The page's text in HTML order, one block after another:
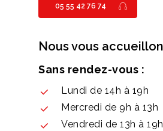
05 55 42 76 74
Nous vous
Sans rendez-vous :
Lundi de 14h à 19h
Mercredi de 9h à 13h
Vendredi de 13h à 19h